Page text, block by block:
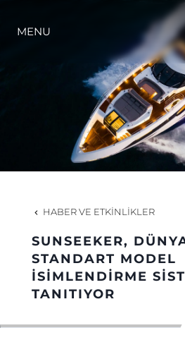
YAŞAM
TEKNENIZIN
MENU
HABER VE ETKINLIKLER
SUNSEEKER,
STANDART MODEL
İSİMLENDİRME
TANITIYOR